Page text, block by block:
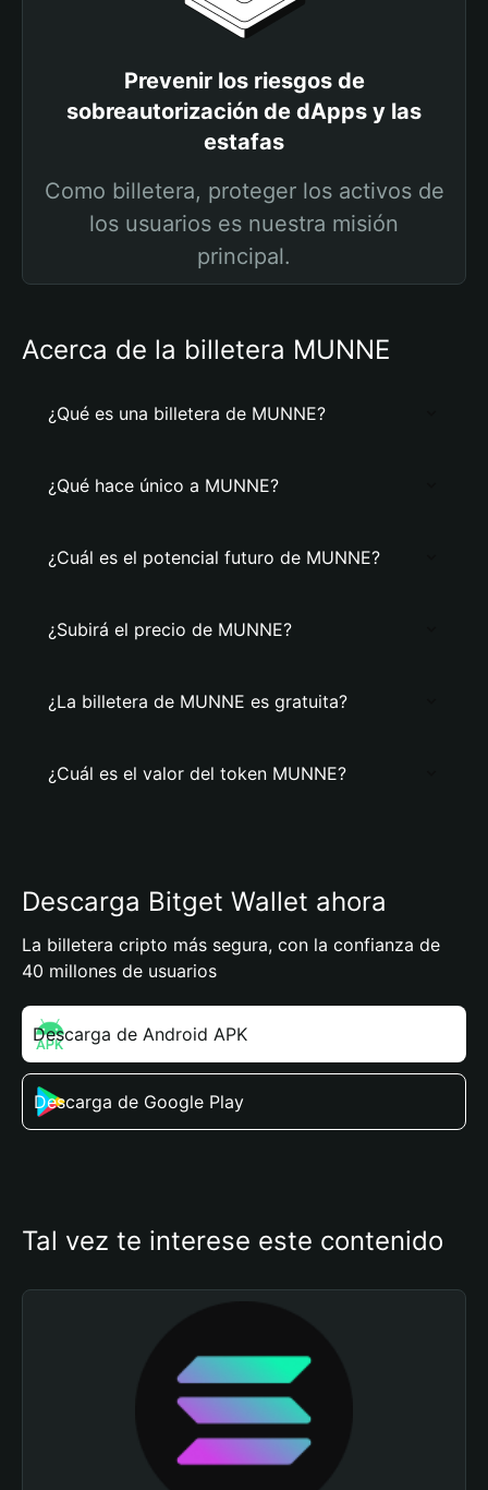
Prevenir los riesgos de
sobreautorización de dApps y las
estafas
Como billetera, proteger los activos de
los usuarios es nuestra misión
principal.
Acerca de la billetera MUNNE
¿Qué es una billetera de MUNNE?
¿Qué hace único a MUNNE?
¿Cuál es el potencial futuro de MUNNE?
¿Subirá el precio de MUNNE?
¿La billetera de MUNNE es gratuita?
¿Cuál es el valor del token MUNNE?
Descarga Bitget Wallet ahora
La billetera cripto más segura, con la confianza de
40 millones de usuarios
Descarga de Android APK
Descarga de Google Play
Tal vez te interese este contenido